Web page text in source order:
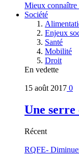
Mieux connaître
Société
Enjeux
Santé
Mobilité
Droit
En vedette
15 août 2017 0
Une
Récent
RQFE-